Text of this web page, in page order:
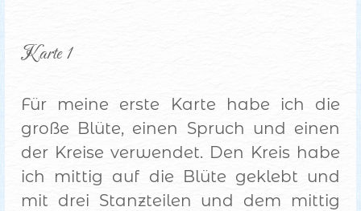
Karte 1
Für meine erste Karte habe ich die
große Blüte, einen Spruch und einen
der Kreise verwendet. Den Kreis habe
ich mittig auf die Blüte geklebt und
mit drei Stanzteilen und dem mittig